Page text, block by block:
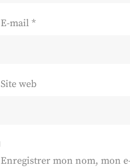
E-mail *
Site web
Enregistrer mon nom, mon